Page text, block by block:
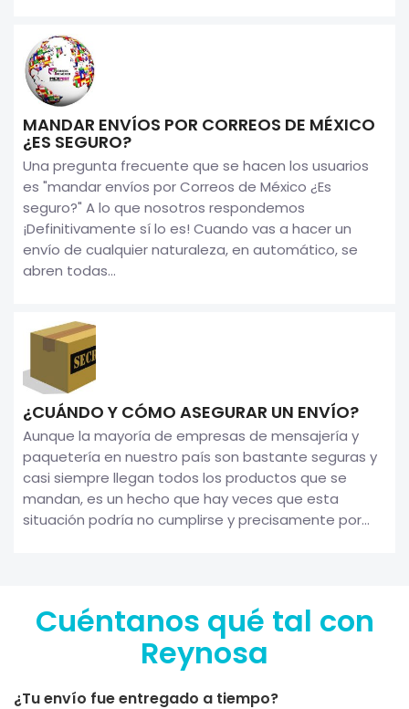
MANDAR ENVÍOS POR CORREOS DE MÉXICO
¿ES SEGURO?
Una pregunta frecuente que se hacen los usuarios
es "mandar envíos por Correos de México ¿Es
seguro?" A lo que nosotros respondemos
¡Definitivamente sí lo es! Cuando vas a hacer un
envío de cualquier naturaleza, en automático, se
abren todas...
¿CUÁNDO Y CÓMO ASEGURAR UN ENVÍO?
Aunque la mayoría de empresas de mensajería y
paquetería en nuestro país son bastante seguras y
casi siempre llegan todos los productos que se
mandan, es un hecho que hay veces que esta
situación podría no cumplirse y precisamente por...
Cuéntanos qué tal con
Reynosa
¿Tu envío fue entregado a tiempo?